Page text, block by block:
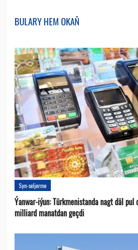
BULARY HEM OKAŇ
Syn-seljerme
Ýanwar-iýun: Türkmenistanda nagt däl pul
milliard manatdan geçdi